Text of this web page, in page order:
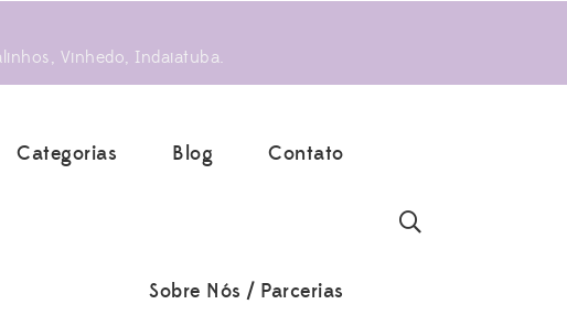
Vinhedo, Indaiatuba.
Categorias Blog Contato
Sobre Nós / Parcerias